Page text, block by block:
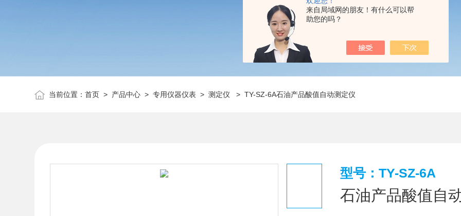
来自局域网的朋友！有什么可以帮
助您的吗？
当前位置：首页 > 产品中心 >专用仪器仪表 >测定仪 > TY-SZ-6A石油产品酸值自动测定仪
型号：TY-SZ-6A
石油产品酸值自